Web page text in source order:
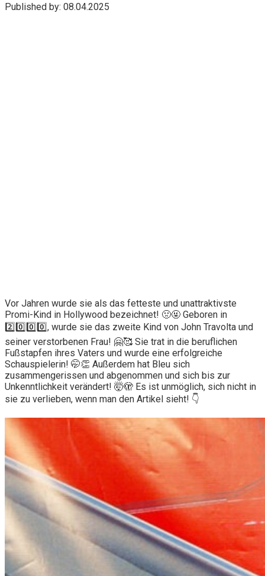
Published by: 08.04.2025
Vor Jahren wurde sie als das fetteste und unattraktivste
Promi-Kind in Hollywood bezeichnet! 🤢🤬 Geboren in
2️⃣0️⃣0️⃣0️⃣, wurde sie das zweite Kind von John Travolta und
seiner verstorbenen Frau! 🤗🥰 Sie trat in die beruflichen
Fußstapfen ihres Vaters und wurde eine erfolgreiche
Schauspielerin! 🤭👏 Außerdem hat Bleu sich
zusammengerissen und abgenommen und sich bis zur
Unkenntlichkeit verändert! 🤯🫣 Es ist unmöglich, sich nicht in
sie zu verlieben, wenn man den Artikel sieht! 👇